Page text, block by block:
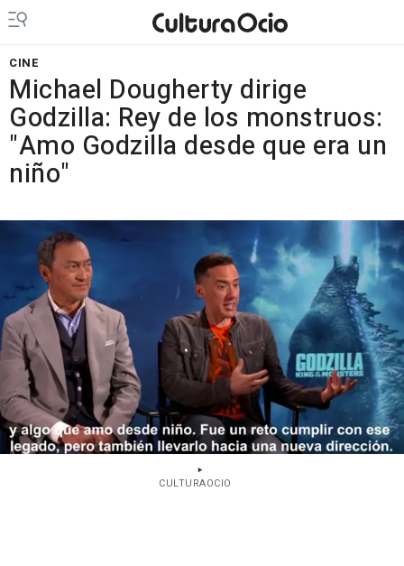
CINE
Michael Dougherty dirige
Godzilla: Rey de los monstruos:
"Amo Godzilla desde que era un
niño"
CULTURAOCIO